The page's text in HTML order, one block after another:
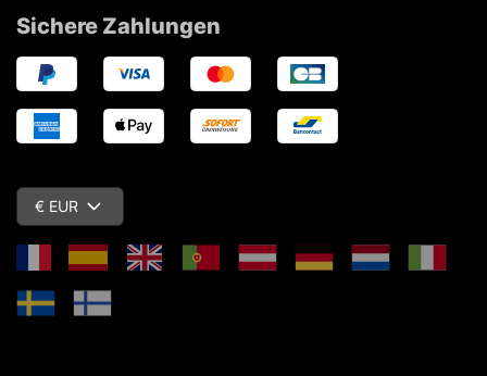
Sichere Zahlungen
€ EUR